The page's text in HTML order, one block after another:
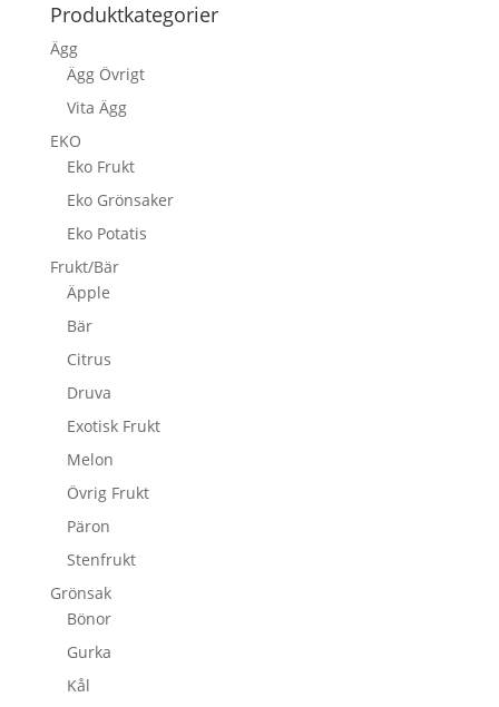
Produktkategorier
Ägg
Ägg Övrigt
Vita Ägg
EKO
Eko Frukt
Eko Grönsaker
Eko Potatis
Frukt/Bär
Äpple
Bär
Citrus
Druva
Exotisk Frukt
Melon
Övrig Frukt
Päron
Stenfrukt
Grönsak
Bönor
Gurka
Kål